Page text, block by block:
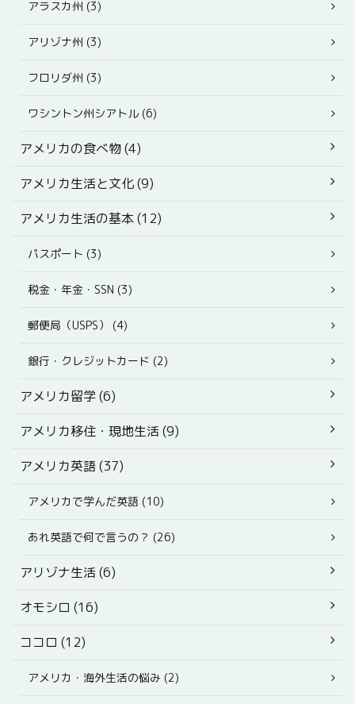
アラスカ州 (3)
アリゾナ州 (3)
フロリダ州 (3)
ワシントン州シアトル (6)
アメリカの食べ物 (4)
アメリカ生活と文化 (9)
アメリカ生活の基本 (12)
パスポート (3)
税金・年金・SSN (3)
郵便局（USPS） (4)
銀行・クレジットカード (2)
アメリカ留学 (6)
アメリカ移住・現地生活 (9)
アメリカ英語 (37)
アメリカで学んだ英語 (10)
あれ英語で何で言うの？ (26)
アリゾナ生活 (6)
オモシロ (16)
ココロ (12)
アメリカ・海外生活の悩み (2)